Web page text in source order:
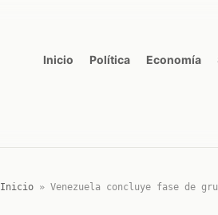
Inicio Política Economía
Inicio» Venezuela concluye fase de